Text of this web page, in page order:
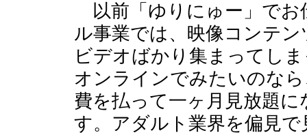
以前「ゆりにゅー」でお
ル事業では、映像コンテ
ビデオばかり集まってし
オンラインでみたいのな
費を払って一ヶ月見放題
す。アダルト業界を偏見